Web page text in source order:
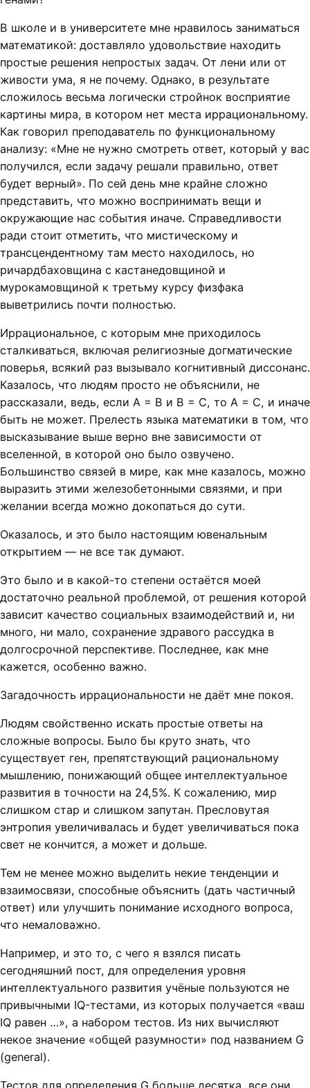
В школе и в университете мне нравилось заниматься
математикой: доставляло удовольствие находить
простые решения непростых задач. От лени или от
живости ума, я не почему. Однако, в результате
сложилось весьма логически стройнок восприятие
картины мира, в котором нет места иррациональному.
Как говорил преподаватель по функциональному
анализу: «Мне не нужно смотреть ответ, который у вас
получился, если задачу решали правильно, ответ
будет верный». По сей день мне крайне сложно
представить, что можно воспринимать вещи и
окружающие нас события иначе. Справедливости
ради стоит отметить, что мистическому и
трансцендентному там место находилось, но
ричардбаховщина с кастанедовщиной и
мурокамовщиной к третьму курсу физфака
выветрились почти полностью.
Иррациональное, с которым мне приходилось
сталкиваться, включая религиозные догматические
поверья, всякий раз вызывало когнитивный диссонанс.
Казалось, что людям просто не объяснили, не
рассказали, ведь, если A = B и B = C, то A = C, и иначе
быть не может. Прелесть языка математики в том, что
высказывание выше верно вне зависимости от
вселенной, в которой оно было озвучено.
Большинство связей в мире, как мне казалось, можно
выразить этими железобетонными связями, и при
желании всегда можно докопаться до сути.
Оказалось, и это было настоящим ювенальным
открытием — не все так думают.
Это было и в какой-то степени остаётся моей
достаточно реальной проблемой, от решения которой
зависит качество социальных взаимодействий и, ни
много, ни мало, сохранение здравого рассудка в
долгосрочной перспективе. Последнее, как мне
кажется, особенно важно.
Загадочность иррациональности не даёт мне покоя.
Людям свойственно искать простые ответы на
сложные вопросы. Было бы круто знать, что
существует ген, препятствующий рациональному
мышлению, понижающий общее интеллектуальное
развития в точности на 24,5%. К сожалению, мир
слишком стар и слишком запутан. Пресловутая
энтропия увеличивалась и будет увеличиваться пока
свет не кончится, а может и дольше.
Тем не менее можно выделить некие тенденции и
взаимосвязи, способные объяснить (дать частичный
ответ) или улучшить понимание исходного вопроса,
что немаловажно.
Например, и это то, с чего я взялся писать
сегодняшний пост, для определения уровня
интеллектуального развития учёные пользуются не
привычными IQ-тестами, из которых получается «ваш
IQ равен …», а набором тестов. Из них вычисляют
некое значение «общей разумности» под названием G
(general).